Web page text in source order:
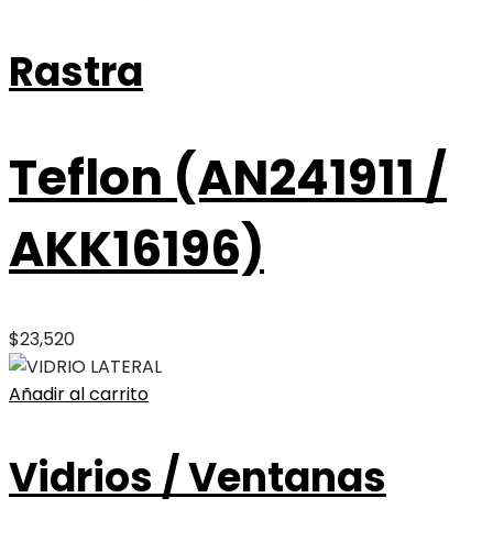
Rastra
Teflon (AN241911 /
AKK16196)
$23,520
Añadir al carrito
Vidrios / Ventanas